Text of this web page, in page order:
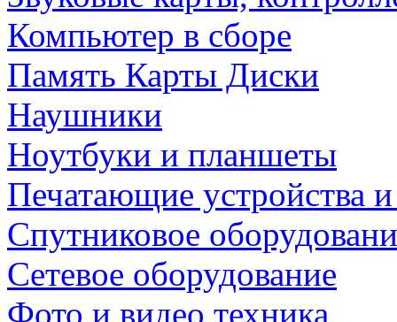
Компьютер в сборе
Память Карты Диски
Наушники
Ноутбуки и планшеты
Печатающие устройства
Спутниковое
Сетевое оборудование
Фото и видео техника